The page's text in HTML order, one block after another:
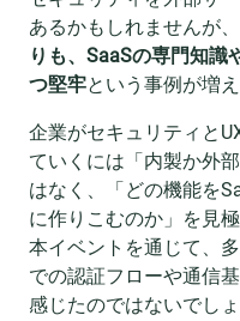
あるかもしれませんが、
りも、SaaSの専門知識
つ堅牢という事例が増
企業がセキュリティと
ていくには「内製か外
はなく、「どの機能を
に作りこむのか」を見
本イベントを通じて、
での認証フローや通信
感じたのではないでしょ